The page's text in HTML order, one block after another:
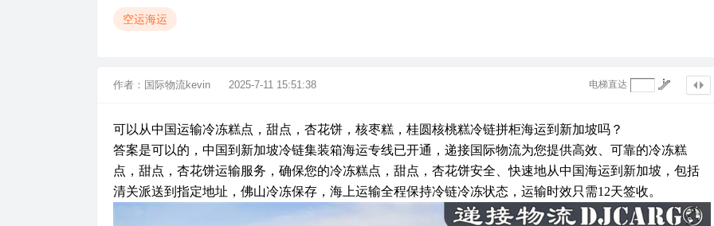
空运海运
作者： 国际物流kevin 2025-7-11 15:51:38 电梯直达
可以从中国运输冷冻糕点，甜点，杏花饼，核枣糕，桂圆核桃糕冷链拼柜海运到新加坡吗？
答案是可以的，中国到新加坡冷链集装箱海运专线已开通，递接国际物流为您提供高效、可靠的冷冻糕
点，甜点，杏花饼运输服务，确保您的冷冻糕点，甜点，杏花饼安全、快速地从中国海运到新加坡，包括
清关派送到指定地址，佛山冷冻保存，海上运输全程保持冷链冷冻状态，运输时效只需12天签收。